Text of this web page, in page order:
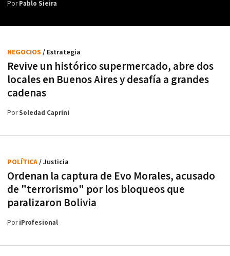
PorPablo Sieira
Revive un histórico supermercado, abre dos
locales en Buenos Aires y desafía a grandes
cadenas
NEGOCIOS / Estrategia
PorSoledad Caprini
Ordenan la captura de Evo Morales, acusado
de "terrorismo" por los bloqueos que
paralizaron Bolivia
POLÍTICA/ Justicia
PoriProfesional